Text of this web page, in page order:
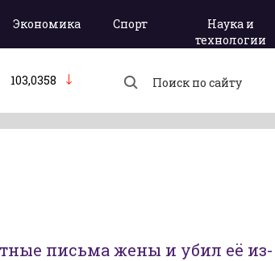
Экономика Спорт
Наука и
технологии
103,0358
письма жены и убил её из-